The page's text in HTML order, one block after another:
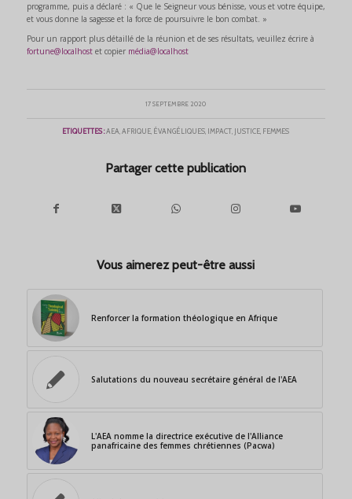
programme, puis a déclaré : « Que le Seigneur vous bénisse, vous et votre équipe,
et vous donne la sagesse et la force de poursuivre le bon combat. »
Pour un rapport plus détaillé de la réunion et de ses résultats, veuillez écrire à
fortune@localhostet copier média@localhost
17 SEPTEMBRE 2020
ETIQUETTES :AEA ,AFRIQUE ÉVANGÉLIQUES IMPACT JUSTICE FEMMES
Partager cette publication
Vous aimerez peut-être aussi
Renforcer la formation théologique en Afrique
Salutations du nouveau secrétaire général de l'AEA
L'AEA nomme la directrice exécutive de l'Alliance
panafricaine des femmes chrétiennes (Pacwa)